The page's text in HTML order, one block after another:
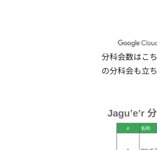
分科会数はこ
の分科会も立